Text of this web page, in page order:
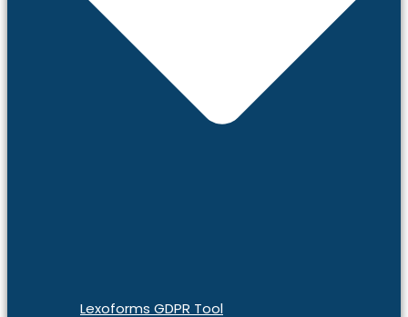
Lexoforms GDPR Tool